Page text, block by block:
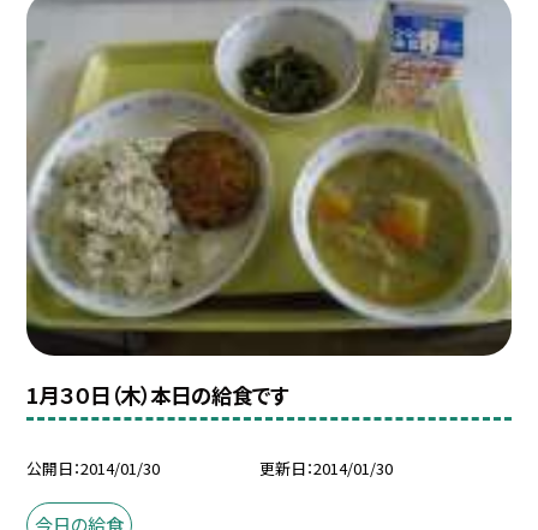
1月３０日（木）本日の給食です
公開日 2014/01/30 更新日 2014/01/30
今日の給食